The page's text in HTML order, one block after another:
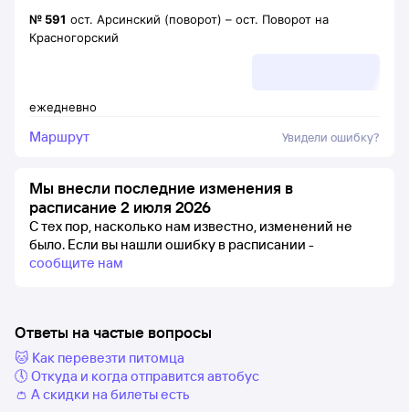
ежедневно
№ 591 ост. Арсинский (поворот) – ост. Поворот на
Красногорский
Маршрут Увидели ошибку?
Мы внесли последние изменения в
расписание 2 июля 2026
С тех пор, насколько нам известно, изменений не
было. Если вы нашли ошибку в расписании -
сообщите нам
Ответы на частые вопросы
🐱 Как перевезти питомца
🕔 Откуда и когда отправится автобус
👛 А скидки на билеты есть